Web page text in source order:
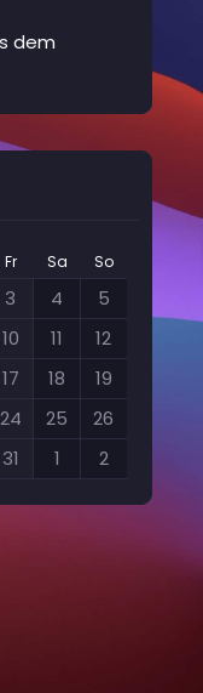
dem
Fr Sa So
3 4
5
10 11
12
17 18
19
24 25
26
31 1 2